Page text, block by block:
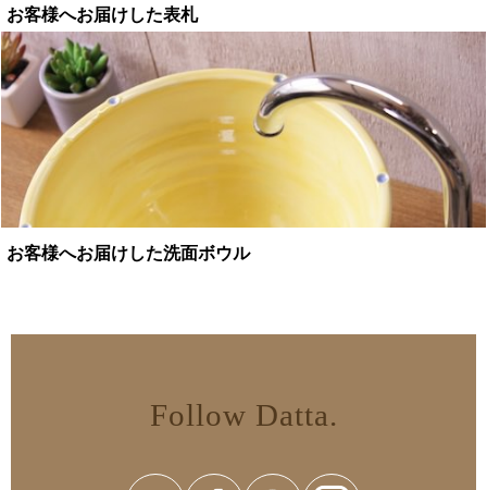
お客様へお届けした表札
お客様へお届けした洗面ボウル
Follow Datta.